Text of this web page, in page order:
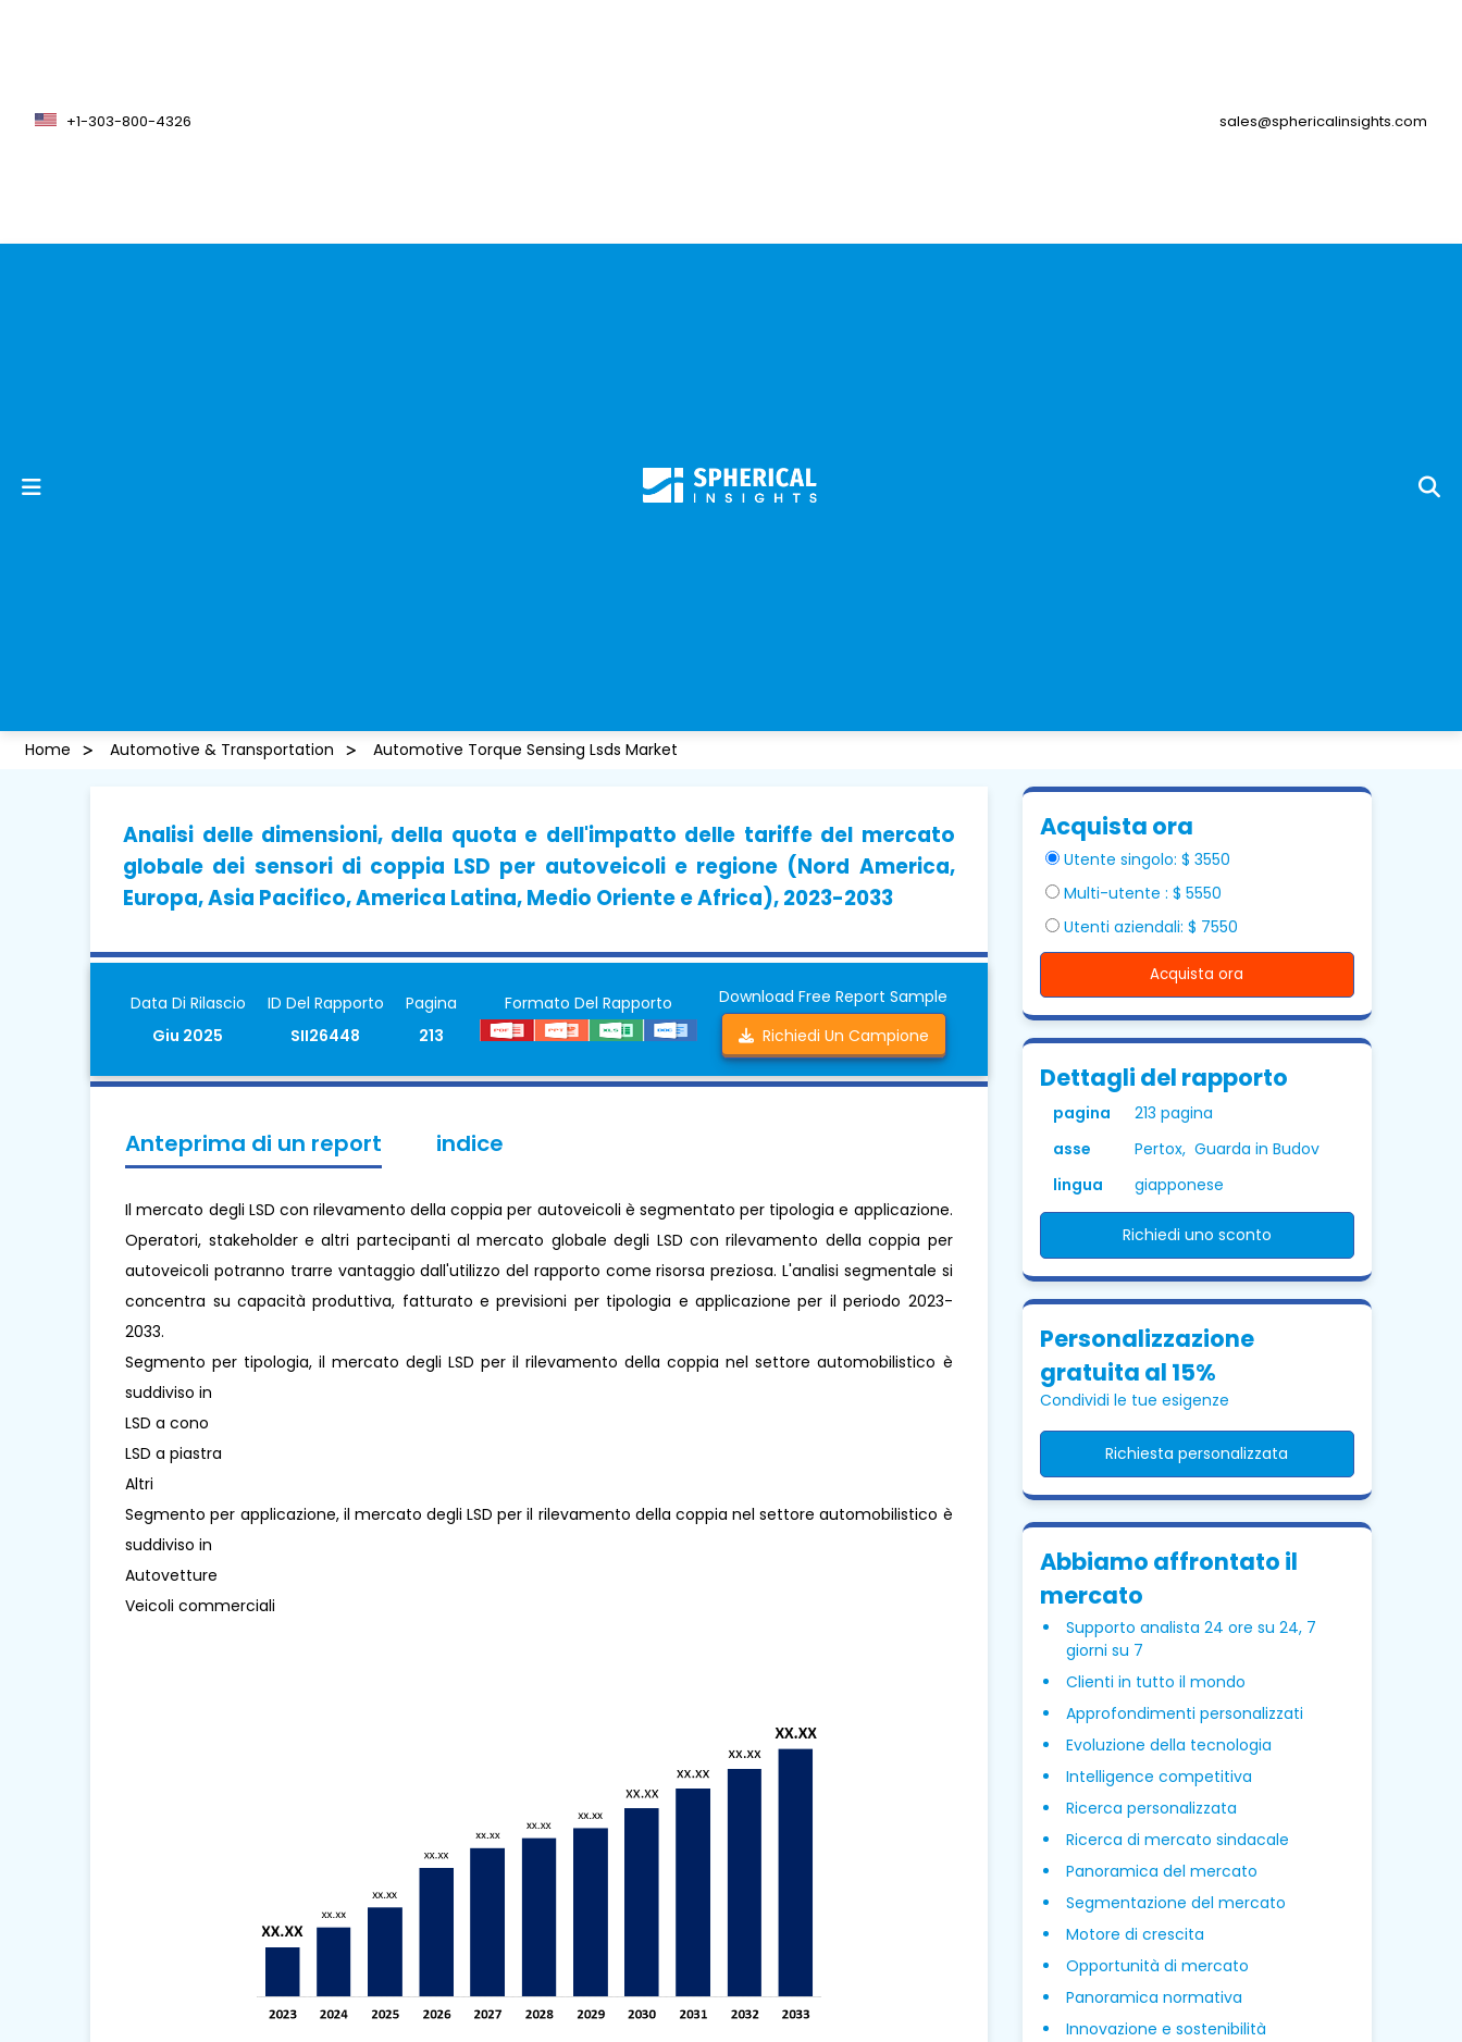
+1-303-800-4326 sales@sphericalinsights.com
Home Automotive & Transportation Automotive Torque Sensing Lsds Market
Analisi delle dimensioni, della quota e dell'impatto delle tariffe del mercato
globale dei sensori di coppia LSD per autoveicoli e regione (Nord America,
Europa, Asia Pacifico, America Latina, Medio Oriente e Africa), 2023-2033
Data Di Rilascio
Giu 2025
ID Del Rapporto
SII26448
Pagina
213
Formato Del Rapporto
Download Free Report Sample
Richiedi Un Campione
Anteprima di un report indice
Il mercato degli LSD con rilevamento della coppia per autoveicoli è segmentato per tipologia e applicazione.
Operatori, stakeholder e altri partecipanti al mercato globale degli LSD con rilevamento della coppia per
autoveicoli potranno trarre vantaggio dall'utilizzo del rapporto come risorsa preziosa. L'analisi segmentale si
concentra su capacità produttiva, fatturato e previsioni per tipologia e applicazione per il periodo 2023-
2033.
Segmento per tipologia, il mercato degli LSD per il rilevamento della coppia nel settore automobilistico è
suddiviso in
LSD a cono
LSD a piastra
Altri
Segmento per applicazione, il mercato degli LSD per il rilevamento della coppia nel settore automobilistico è
suddiviso in
Autovetture
Veicoli commerciali
Acquista ora
Utente singolo: $ 3550
Multi-utente : $ 5550
Utenti aziendali: $ 7550
Acquista ora
Dettagli del rapporto
pagina
213 pagina
asse
Pertox, Guarda in Budov
lingua
giapponese
Richiedi uno sconto
Personalizzazione
gratuita al 15%
Condividi le tue esigenze
Richiesta personalizzata
Abbiamo affrontato il
mercato
Supporto analista 24 ore su 24, 7
giorni su 7
Clienti in tutto il mondo
Approfondimenti personalizzati
Evoluzione della tecnologia
Intelligence competitiva
Ricerca personalizzata
Ricerca di mercato sindacale
Panoramica del mercato
Segmentazione del mercato
Motore di crescita
Opportunità di mercato
Panoramica normativa
Innovazione e sostenibilità